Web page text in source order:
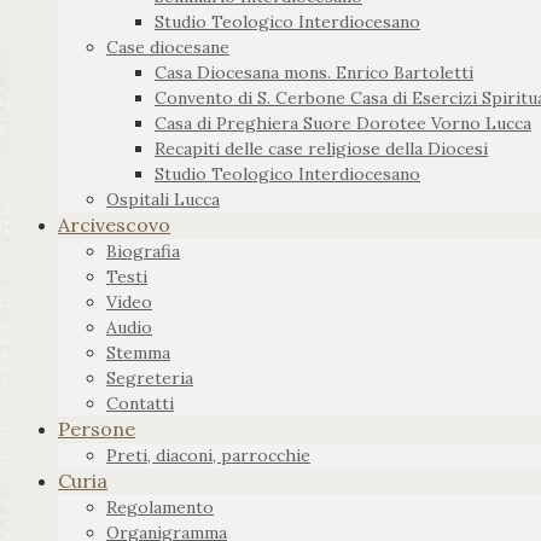
Studio Teologico Interdiocesano
Case diocesane
Casa Diocesana mons. Enrico Bartoletti
Convento di S. Cerbone Casa di Esercizi
Casa di Preghiera Suore Dorotee Vorno Lucca
Recapiti delle case religiose della Diocesi
Studio Teologico Interdiocesano
Ospitali Lucca
Arcivescovo
Biografia
Testi
Video
Audio
Stemma
Segreteria
Contatti
Persone
Preti, diaconi, parrocchie
Curia
Regolamento
Organigramma